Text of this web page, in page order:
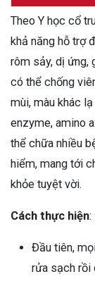
Theo Y học cổ
khả năng hỗ trợ
rôm sảy, dị ứng,
có thể chống
mùi, màu khác
enzyme, amino
thể chữa nhiều
hiểm, mang tới
khỏe tuyệt vời.
Cách thực hiện:
Đầu tiên,
rửa sạch rồi